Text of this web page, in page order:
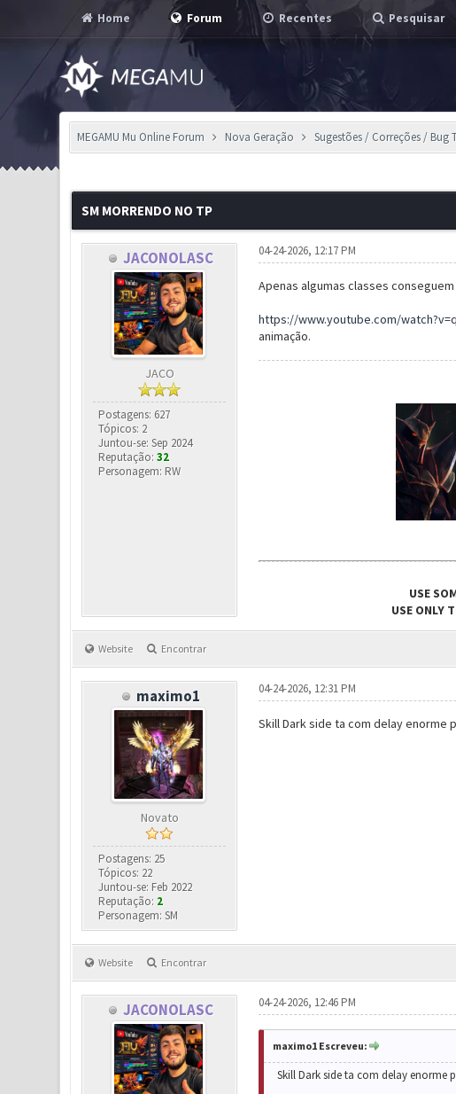
Home Forum Recentes Pesquisar
MEGAMU Mu Online Forum Nova Geração Sugestões / Correções / Bug
SM MORRENDO NO TP
JACONOLASC
JACO
Postagens: 627
Tópicos: 2
Juntou-se: Sep 2024
Reputação:32
Personagem: RW
04-24-2026, 12:17 PM
Apenas algumas classes
https://www.youtube.com/
animação.
USE
USE ONLY
Website Encontrar
maximo1
Novato
Postagens: 25
Tópicos: 22
Juntou-se: Feb 2022
Reputação: 2
Personagem: SM
04-24-2026, 12:31 PM
Skill Dark side ta com delay enorme
Website Encontrar
JACONOLASC 04-24-2026, 12:46 PM
maximo1 Escreveu:
Skill Dark side ta com delay enorme